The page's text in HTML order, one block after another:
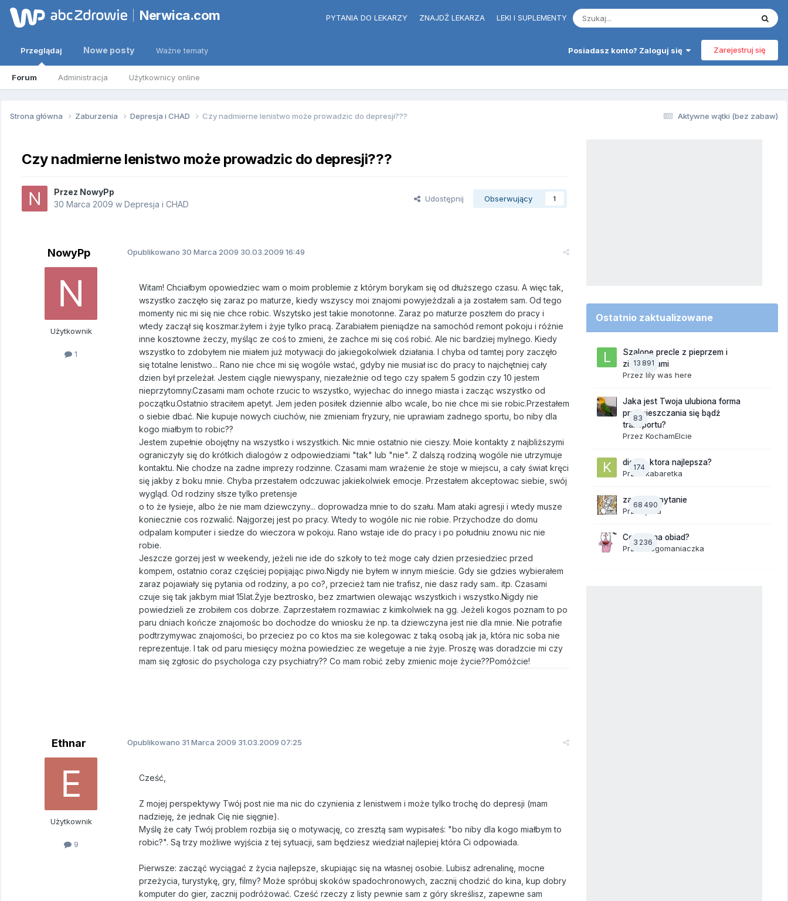
Nerwica.com PYTANIA DO LEKARZY ZNAJDŹ LEKARZA LEKI I SUPLEMENTY
Posiadasz konto? Zaloguj się Zarejestruj się
Przeglądaj
Forum Administracja Użytkownicy online
Nowe posty Ważne tematy
Aktywne wątki (bez zabaw)
Strona główna Zaburzenia Depresja i CHAD Czy nadmierne lenistwo może prowadzic do depresji???
Czy nadmierne lenistwo może prowadzic do depresji???
Przez NowyPp
30 Marca 2009 w Depresja i CHAD
Udostępnij Obserwujący 1
NowyPp
Użytkownik
1
Opublikowano 30 Marca 2009 30.03.2009 16:49
Witam! Chciałbym opowiedziec wam o moim problemie z którym borykam się od dłuższego czasu. A więc tak,
wszystko zaczęło się zaraz po maturze, kiedy wszyscy moi znajomi powyjeżdzali a ja zostałem sam. Od tego
momenty nic mi się nie chce robic. Wszytsko jest takie monotonne. Zaraz po maturze poszłem do pracy i
wtedy zaczął się koszmar.żyłem i żyje tylko pracą. Zarabiałem pieniądze na samochód remont pokoju i różnie
inne kosztowne żeczy, myśląc ze coś to zmieni, że zachce mi się coś robić. Ale nic bardziej mylnego. Kiedy
wszystko to zdobyłem nie miałem już motywacji do jakiegokolwiek działania. I chyba od tamtej pory zaczęło
się totalne lenistwo... Rano nie chce mi się wogóle wstać, gdyby nie musiał isc do pracy to najchętniej cały
dzien był przeleżał. Jestem ciągle niewyspany, niezałeżnie od tego czy spałem 5 godzin czy 10 jestem
nieprzytomny.Czasami mam ochote rzucic to wszystko, wyjechac do innego miasta i zacząc wszystko od
początku.Ostatnio straciłem apetyt. Jem jeden posiłek dziennie albo wcale, bo nie chce mi sie robic.Przestałem
o siebie dbać. Nie kupuje nowych ciuchów, nie zmieniam fryzury, nie uprawiam zadnego sportu, bo niby dla
kogo miałbym to robic??
Jestem zupełnie obojętny na wszystko i wszystkich. Nic mnie ostatnio nie cieszy. Moie kontakty z najbliższymi
ograniczyły się do krótkich dialogów z odpowiedziami "tak" lub "nie". Z dalszą rodziną wogóle nie utrzymuje
kontaktu. Nie chodze na zadne imprezy rodzinne. Czasami mam wrażenie że stoje w miejscu, a cały świat kręci
się jakby z boku mnie. Chyba przestałem odczuwac jakiekolwiek emocje. Przestałem akceptowac siebie, swój
wygląd. Od rodziny słsze tylko pretensje
o to że łysieje, albo że nie mam dziewczyny... doprowadza mnie to do szału. Mam ataki agresji i wtedy musze
koniecznie cos rozwalić. Najgorzej jest po pracy. Wtedy to wogóle nic nie robie. Przychodze do domu
odpalam komputer i siedze do wieczora w pokoju. Rano wstaje ide do pracy i po południu znowu nic nie
robie.
Jeszcze gorzej jest w weekendy, jeżeli nie ide do szkoły to też moge cały dzien przesiedziec przed
kompem, ostatnio coraz częściej popijając piwo.Nigdy nie byłem w innym mieście. Gdy sie gdzies wybierałem
zaraz pojawiały się pytania od rodziny, a po co?, przecież tam nie trafisz, nie dasz rady sam.. itp. Czasami
czuje się tak jakbym miał 15lat.Żyje beztrosko, bez zmartwien olewając wszystkich i wszystko.Nigdy nie
powiedzieli ze zrobiłem cos dobrze. Zaprzestałem rozmawiac z kimkolwiek na gg. Jeżeli kogos poznam to po
paru dniach kończe znajomośc bo dochodze do wniosku że np. ta dziewczyna jest nie dla mnie. Nie potrafie
podtrzymywac znajomości, bo przeciez po co ktos ma sie kolegowac z taką osobą jak ja, która nic soba nie
reprezentuje. I tak od paru miesięcy można powiedziec ze wegetuje a nie żyje. Proszę was doradzcie mi czy
mam się zgłosic do psychologa czy psychiatry?? Co mam robić zeby zmienic moje życie??Pomóżcie!
Ethnar
Użytkownik
9
Opublikowano 31 Marca 2009 31.03.2009 07:25
Cześć,
Z mojej perspektywy Twój post nie ma nic do czynienia z lenistwem i może tylko trochę do depresji (mam
nadzieję, że jednak Cię nie sięgnie).
Myślę że cały Twój problem rozbija się o motywację, co zresztą sam wypisałeś: "bo niby dla kogo miałbym to
robic?". Są trzy możliwe wyjścia z tej sytuacji, sam będziesz wiedział najlepiej która Ci odpowiada.
Pierwsze: zacząć wyciągać z życia najlepsze, skupiając się na własnej osobie. Lubisz adrenalinę, mocne
przeżycia, turystykę, gry, filmy? Może spróbuj skoków spadochronowych, zacznij chodzić do kina, kup dobry
komputer do gier, zacznij podróżować. Cześć rzeczy z listy pewnie sam z góry skreślisz, zapewne sam
Ostatnio zaktualizowane
13 891
Szalone precle z pieprzem i
ziemniakami
Przez lily was here
83
Jaka jest Twoja ulubiona forma
przemieszczania się bądź
transportu?
Przez KochamElcie
174
dieta - ktora najlepsza?
Przez kabaretka
68 490
zadajesz pytanie
Przez
jaaa
3 236
Co dziś na obiad?
Przez
dogomaniaczka